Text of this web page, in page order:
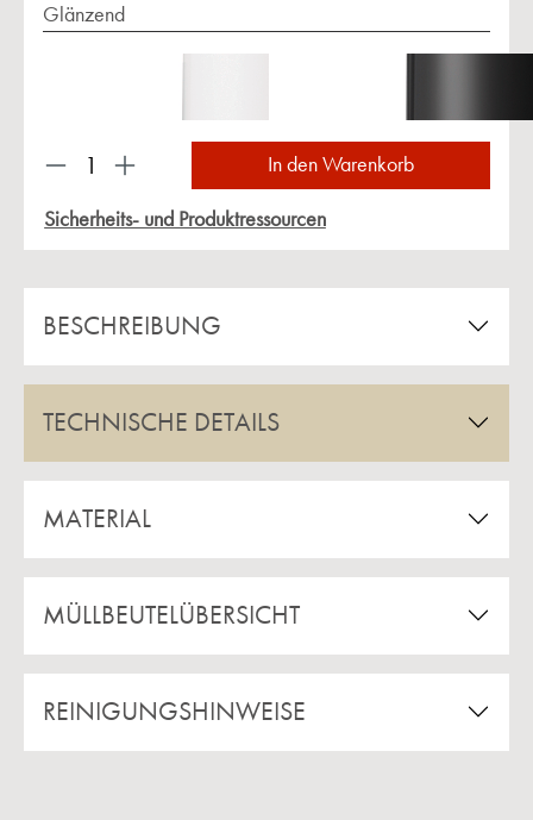
Glänzend
Produkt Anzahl: Gib den gewünschten Wert
In den Warenkorb
Sicherheits- und Produktressourcen
BESCHREIBUNG
TECHNISCHE DETAILS
MATERIAL
MÜLLBEUTELÜBERSICHT
REINIGUNGSHINWEISE